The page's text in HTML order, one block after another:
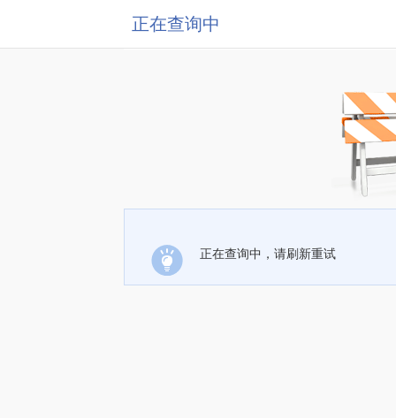
正在查询中
正在查询中，请刷新重试